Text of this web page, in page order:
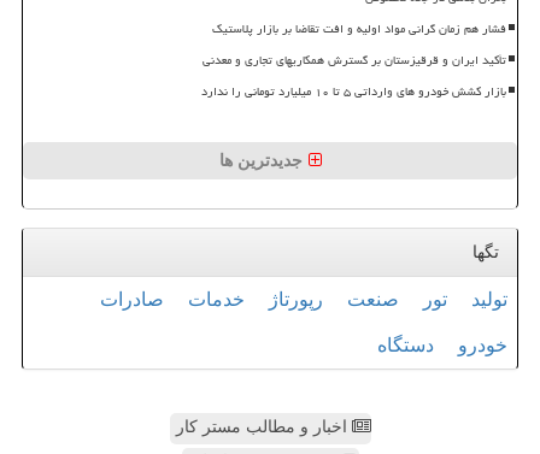
فشار هم زمان گرانی مواد اولیه و افت تقاضا بر بازار پلاستیک
تأکید ایران و قرقیزستان بر گسترش همکاریهای تجاری و معدنی
بازار کشش خودرو های وارداتی ۵ تا ۱۰ میلیارد تومانی را ندارد
جدیدترین ها
تگها
تولید تور صنعت رپورتاژ خدمات صادرات
خودرو دستگاه
اخبار و مطالب مستر کار